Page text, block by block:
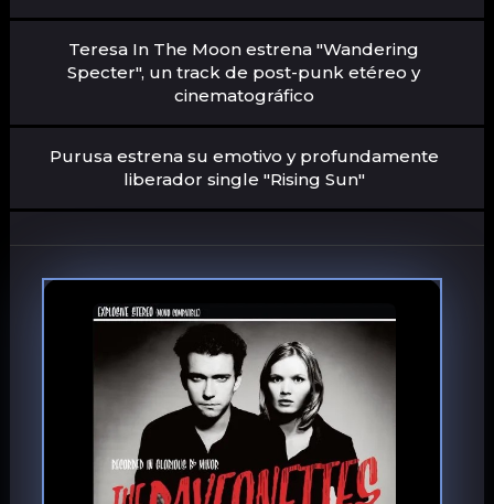
Teresa In The Moon estrena "Wandering
Specter", un track de post-punk etéreo y
cinematográfico
Purusa estrena su emotivo y profundamente
liberador single "Rising Sun"